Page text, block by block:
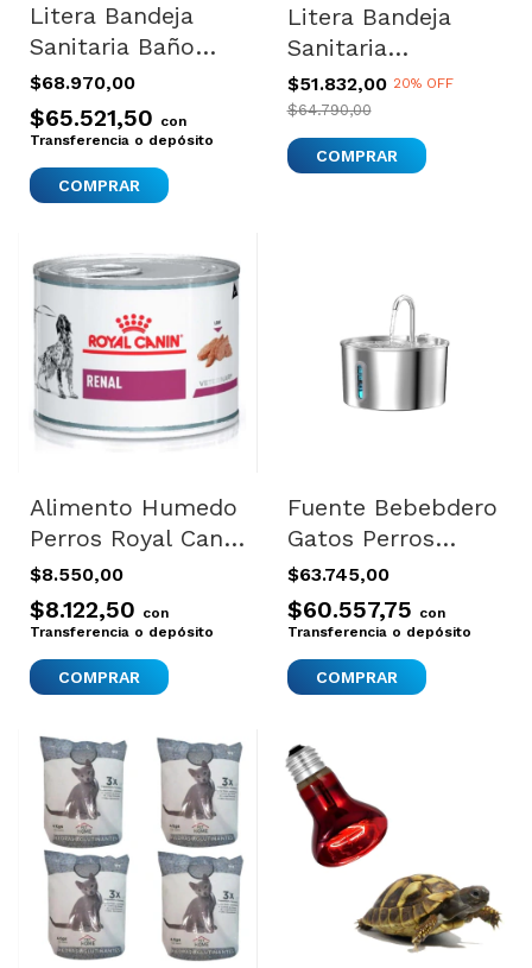
Litera Bandeja
Sanitaria Baño
Cerrada Gatos
Hop In Nueva
$68.970,00
$65.521,50 con
Transferencia o depósito
COMPRAR
Litera Bandeja
Sanitaria
Autolimpiante
Gatos Moderna
Large
$51.832,00 20% OFF
$64.790,00
COMPRAR
Alimento Humedo
Perros Royal Canin
Renal Lata 220gr
X1
$8.550,00
$8.122,50 con
Transferencia o depósito
Fuente Bebebdero
Gatos Perros
Acero Linda
Silenciosa 2l New
Plateado
$63.745,00
$60.557,75 con
Transferencia o depósito